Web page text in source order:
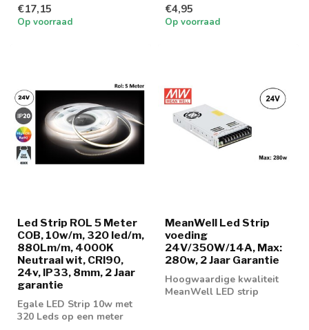
lic...
€17,15
Op voorraad
€4,95
Op voorraad
Led Strip ROL 5 Meter
COB, 10w/m, 320 led/m,
880Lm/m, 4000K
Neutraal wit, CRI90,
24v, IP33, 8mm, 2 Jaar
garantie
Egale LED Strip 10w met
320 Leds op een meter
MeanWell Led Strip
voeding
24V/350W/14A, Max:
280w, 2 Jaar Garantie
Hoogwaardige kwaliteit
MeanWell LED strip